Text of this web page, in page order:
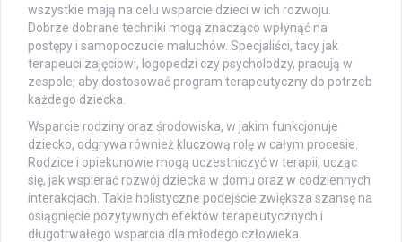
wszystkie mają na celu wsparcie dzieci w ich rozwoju.
Dobrze dobrane techniki mogą znacząco wpłynąć na
postępy i samopoczucie maluchów. Specjaliści, tacy jak
terapeuci zajęciowi, logopedzi czy psycholodzy, pracują w
zespole, aby dostosować program terapeutyczny do potrzeb
każdego dziecka.
Wsparcie rodziny oraz środowiska, w jakim funkcjonuje
dziecko, odgrywa również kluczową rolę w całym procesie.
Rodzice i opiekunowie mogą uczestniczyć w terapii, ucząc
się, jak wspierać rozwój dziecka w domu oraz w codziennych
interakcjach. Takie holistyczne podejście zwiększa szansę na
osiągnięcie pozytywnych efektów terapeutycznych i
długotrwałego wsparcia dla młodego człowieka.